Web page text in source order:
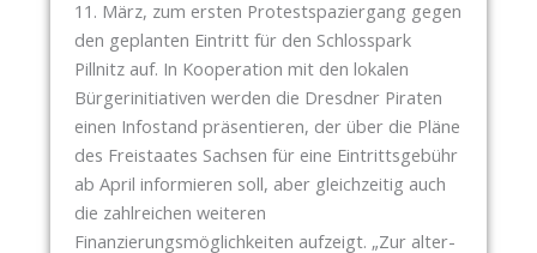
R
D
E
R
U
N
G
E
U
M
S
T
A
D
T
R
A
11. März, zum ersten Protestspaziergang gegen
den geplanten Eintritt für den Schlosspark
Pillnitz auf. In Kooperation mit den lokalen
Bürgerinitiativen werden die Dresdner Piraten
einen Infostand präsentieren, der über die Pläne
des Freistaates Sachsen für eine Eintrittsgebühr
ab April informieren soll, aber gleichzeitig auch
die zahlreichen weiteren
Finanzierungsmöglichkeiten aufzeigt. „Zur alter-